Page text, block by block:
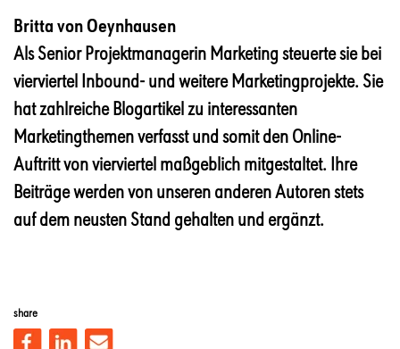
Britta von Oeynhausen
Als Senior Projektmanagerin Marketing steuerte sie bei
vierviertel Inbound- und weitere Marketingprojekte. Sie
hat zahlreiche Blogartikel zu interessanten
Marketingthemen verfasst und somit den Online-
Auftritt von vierviertel maßgeblich mitgestaltet. Ihre
Beiträge werden von unseren anderen Autoren stets
auf dem neusten Stand gehalten und ergänzt.
share